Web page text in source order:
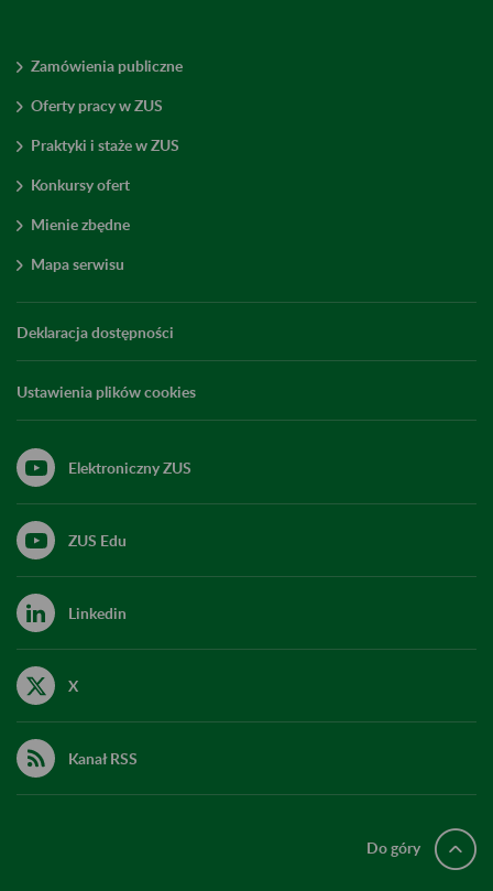
Zamówienia publiczne
Oferty pracy w ZUS
Praktyki i staże w ZUS
Konkursy ofert
Mienie zbędne
Mapa serwisu
Deklaracja dostępności
Ustawienia plików cookies
Elektroniczny ZUS
ZUS Edu
Linkedin
X
Kanał RSS
Do góry